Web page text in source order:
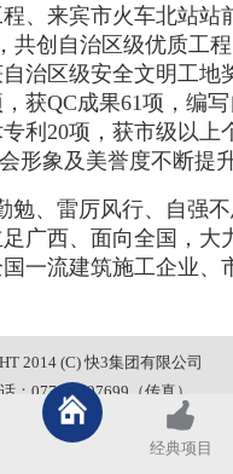
、来宾市火车北站站
共创自治区级优质工
治区级安全文明工地
获QC成果61项，编
利20项，获市级以上
形象及美誉度不断提升
勉、雷厉风行、自强
广西、面向全国，大
一流建筑施工企业、
2014 (C) 快3集团有限公司
：0772-6697699（传真）
经典项目